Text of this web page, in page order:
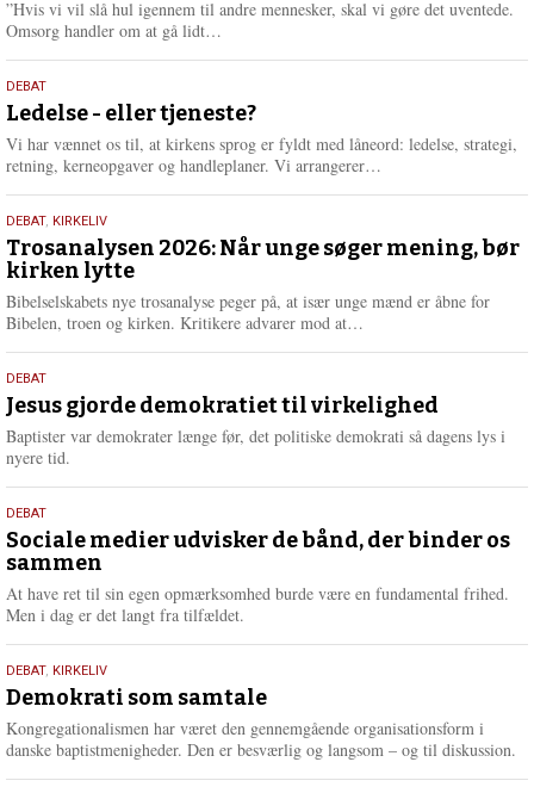
e
”Hvis vi vil slå hul igennem til andre mennesker, skal vi gøre det uventede.
Omsorg handler om at gå lidt…
e
r
e
10.
juni
2026
DEBAT
Ledelse - eller tjeneste?
Vi har vænnet os til, at kirkens sprog er fyldt med låneord: ledelse, strategi,
retning, kerneopgaver og handleplaner. Vi arrangerer…
e
2.
juni
2026
DEBAT, KIRKELIV
Trosanalysen 2026: Når unge søger mening, bør
kirken lytte
Bibelselskabets nye trosanalyse peger på, at især unge mænd er åbne for
Bibelen, troen og kirken. Kritikere advarer mod at…
e
r
18.
maj
2026
DEBAT
Jesus gjorde demokratiet til virkelighed
Baptister var demokrater længe før, det politiske demokrati så dagens lys i
nyere tid.
18.
maj
2026
DEBAT
Sociale medier udvisker de bånd, der binder os
sammen
At have ret til sin egen opmærksomhed burde være en fundamental frihed.
Men i dag er det langt fra tilfældet.
18.
maj
2026
DEBAT, KIRKELIV
Demokrati som samtale
Kongregationalismen har været den gennemgående organisationsform i
danske baptistmenigheder. Den er besværlig og langsom – og til diskussion.